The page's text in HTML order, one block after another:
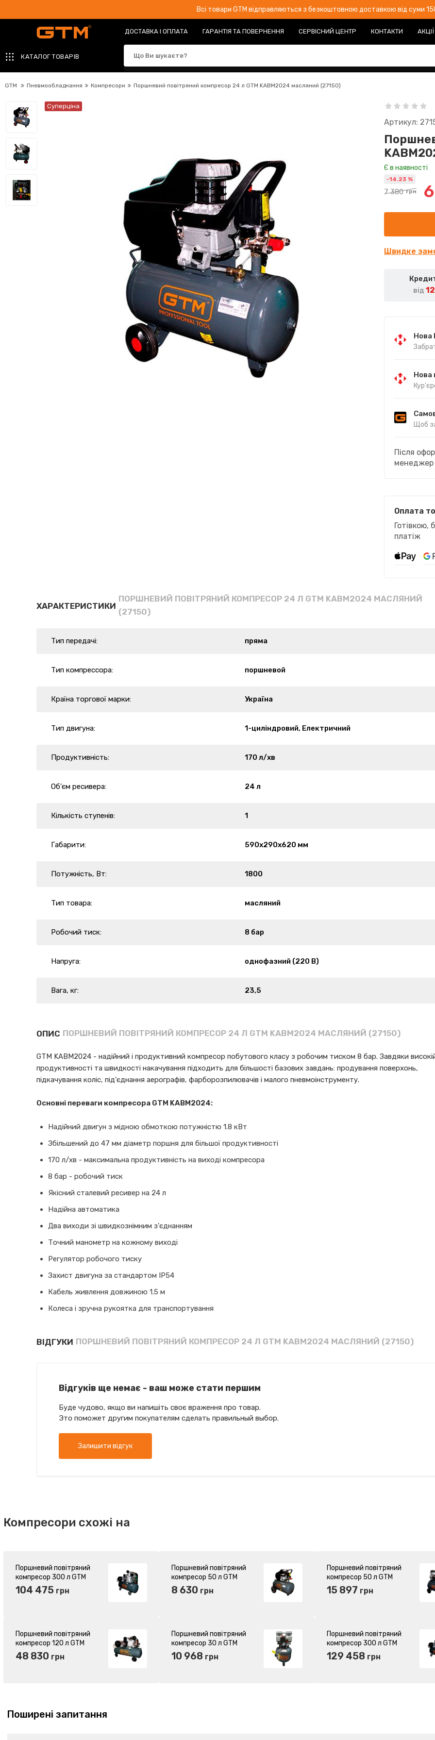
Всі товари GTM відправляються з безкоштовною доставкою від суми
ДОСТАВКА І ОПЛАТА ГАРАНТІЯ ТА ПОВЕРНЕННЯ СЕРВІСНИЙ ЦЕНТР КОНТАКТИ АКЦІЇ
КАТАЛОГ ТОВАРІВ
GTM Пневмообладнання Компресори Поршневий повітряний компресор 24 л GTM KABM2024 масляний (27150)
Суперціна
Артикул:
Є в наявності
7 380 грн
-14.23 %
Швидке
від
Нова
Нова
Щоб
Після
менеджер
Оплата
Готівкою,
платіж
ХАРАКТЕРИСТИКИ
ПОРШНЕВИЙ ПОВІТРЯНИЙ КОМПРЕСОР 24 Л GTM KABM2024 МАСЛЯНИЙ
(27150)
Тип передачі: пряма
Тип компрессора: поршневой
Країна торгової марки: Україна
Тип двигуна: 1-циліндровий, Електричний
Продуктивність: 170 л/хв
Об'єм ресивера: 24 л
Кількість ступенів: 1
Габарити: 590х290х620 мм
Потужність, Вт: 1800
Тип товара: масляний
Робочий тиск: 8 бар
Напруга: однофазний (220 В)
Вага, кг: 23,5
ОПИС ПОРШНЕВИЙ ПОВІТРЯНИЙ КОМПРЕСОР 24 Л GTM KABM2024 МАСЛЯНИЙ (27150)
GTM KABM2024 - надійний і продуктивний компресор побутового класу з робочим тиском 8 бар. Завдяки
продуктивності та швидкості накачування підходить для більшості базових завдань: продування поверхонь,
підкачування коліс, під'єднання аерографів, фарборозпилювачів і малого пневмоінструменту.
Основні переваги компресора GTM KABM2024:
Надійний двигун з мідною обмоткою потужністю 1.8 кВт
Збільшений до 47 мм діаметр поршня для більшої продуктивності
170 л/хв - максимальна продуктивність на виході компресора
8 бар - робочий тиск
Якісний сталевий ресивер на 24 л
Надійна автоматика
Два виходи зі швидкознімним з'єднанням
Точний манометр на кожному виході
Регулятор робочого тиску
Захист двигуна за стандартом IP54
Кабель живлення довжиною 1.5 м
Колеса і зручна рукоятка для транспортування
ВІДГУКИ ПОРШНЕВИЙ ПОВІТРЯНИЙ КОМПРЕСОР 24 Л GTM KABM2024 МАСЛЯНИЙ (27150)
Відгуків ще немає - ваш може стати першим
Буде чудово, якщо ви напишіть своє враження про товар.
Это поможет другим покупателям сделать правильный выбор.
Залишити відгук
Компресори схожі на
Поршневий повітряний
компресор 300 л GTM
KCJ3100-300L ремінний
(27161)
104 475 грн
Поршневий повітряний
компресор 50 л GTM
KABM2050 масляний
(27151)
8 630 грн
Поршневий повітряний
компресор 50 л GTM
KCW1500-50L
безмасляний (27154)
15 897 грн
Поршневий повітряний
компресор 120 л GTM
KC2090A-120L ремінний
(27158)
48 830 грн
Поршневий повітряний
компресор 30 л GTM
KAWL750-30L
безмасляний (27371)
10 968 грн
Поршневий повітряний
компресор 300 л GTM
KCJ3120-300L ремінний
(27162)
129 458 грн
Поширені запитання